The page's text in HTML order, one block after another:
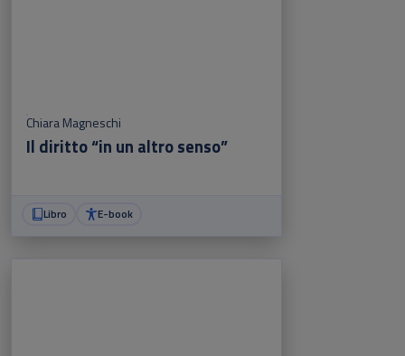
Chiara Magneschi
Il diritto “in un altro senso”
Libro E-book